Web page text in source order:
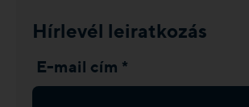
Hírlevél leiratkozás
E-mail cím *